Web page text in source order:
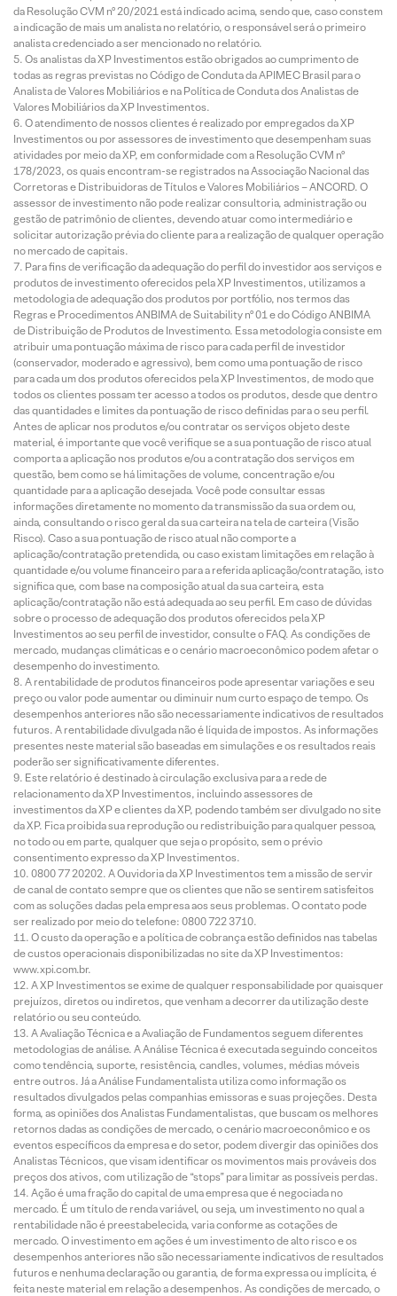
da Resolução CVM nº 20/2021 está indicado acima, sendo que, caso constem
a indicação de mais um analista no relatório, o responsável será o primeiro
analista credenciado a ser mencionado no relatório.
Os analistas da XP Investimentos estão obrigados ao cumprimento de
todas as regras previstas no Código de Conduta da APIMEC Brasil para o
Analista de Valores Mobiliários e na Política de Conduta dos Analistas de
Valores Mobiliários da XP Investimentos.
O atendimento de nossos clientes é realizado por empregados da XP
Investimentos ou por assessores de investimento que desempenham suas
atividades por meio da XP, em conformidade com a Resolução CVM nº
178/2023, os quais encontram-se registrados na Associação Nacional das
Corretoras e Distribuidoras de Títulos e Valores Mobiliários – ANCORD. O
assessor de investimento não pode realizar consultoria, administração ou
gestão de patrimônio de clientes, devendo atuar como intermediário e
solicitar autorização prévia do cliente para a realização de qualquer operação
no mercado de capitais.
Para fins de verificação da adequação do perfil do investidor aos serviços e
produtos de investimento oferecidos pela XP Investimentos, utilizamos a
metodologia de adequação dos produtos por portfólio, nos termos das
Regras e Procedimentos ANBIMA de Suitability nº 01 e do Código ANBIMA
de Distribuição de Produtos de Investimento. Essa metodologia consiste em
atribuir uma pontuação máxima de risco para cada perfil de investidor
(conservador, moderado e agressivo), bem como uma pontuação de risco
para cada um dos produtos oferecidos pela XP Investimentos, de modo que
todos os clientes possam ter acesso a todos os produtos, desde que dentro
das quantidades e limites da pontuação de risco definidas para o seu perfil.
Antes de aplicar nos produtos e/ou contratar os serviços objeto deste
material, é importante que você verifique se a sua pontuação de risco atual
comporta a aplicação nos produtos e/ou a contratação dos serviços em
questão, bem como se há limitações de volume, concentração e/ou
quantidade para a aplicação desejada. Você pode consultar essas
informações diretamente no momento da transmissão da sua ordem ou,
ainda, consultando o risco geral da sua carteira na tela de carteira (Visão
Risco). Caso a sua pontuação de risco atual não comporte a
aplicação/contratação pretendida, ou caso existam limitações em relação à
quantidade e/ou volume financeiro para a referida aplicação/contratação, isto
significa que, com base na composição atual da sua carteira, esta
aplicação/contratação não está adequada ao seu perfil. Em caso de dúvidas
sobre o processo de adequação dos produtos oferecidos pela XP
Investimentos ao seu perfil de investidor, consulte o FAQ. As condições de
mercado, mudanças climáticas e o cenário macroeconômico podem afetar o
desempenho do investimento.
A rentabilidade de produtos financeiros pode apresentar variações e seu
preço ou valor pode aumentar ou diminuir num curto espaço de tempo. Os
desempenhos anteriores não são necessariamente indicativos de resultados
futuros. A rentabilidade divulgada não é líquida de impostos. As informações
presentes neste material são baseadas em simulações e os resultados reais
poderão ser significativamente diferentes.
Este relatório é destinado à circulação exclusiva para a rede de
relacionamento da XP Investimentos, incluindo assessores de
investimentos da XP e clientes da XP, podendo também ser divulgado no site
da XP. Fica proibida sua reprodução ou redistribuição para qualquer pessoa,
no todo ou em parte, qualquer que seja o propósito, sem o prévio
consentimento expresso da XP Investimentos.
0800 77 20202. A Ouvidoria da XP Investimentos tem a missão de servir
de canal de contato sempre que os clientes que não se sentirem satisfeitos
com as soluções dadas pela empresa aos seus problemas. O contato pode
ser realizado por meio do telefone: 0800 722 3710.
O custo da operação e a política de cobrança estão definidos nas tabelas
de custos operacionais disponibilizadas no site da XP Investimentos:
www.xpi.com.br.
A XP Investimentos se exime de qualquer responsabilidade por quaisquer
prejuízos, diretos ou indiretos, que venham a decorrer da utilização deste
relatório ou seu conteúdo.
A Avaliação Técnica e a Avaliação de Fundamentos seguem diferentes
metodologias de análise. A Análise Técnica é executada seguindo conceitos
como tendência, suporte, resistência, candles, volumes, médias móveis
entre outros. Já a Análise Fundamentalista utiliza como informação os
resultados divulgados pelas companhias emissoras e suas projeções. Desta
forma, as opiniões dos Analistas Fundamentalistas, que buscam os melhores
retornos dadas as condições de mercado, o cenário macroeconômico e os
eventos específicos da empresa e do setor, podem divergir das opiniões dos
Analistas Técnicos, que visam identificar os movimentos mais prováveis dos
preços dos ativos, com utilização de “stops” para limitar as possíveis perdas.
Ação é uma fração do capital de uma empresa que é negociada no
mercado. É um título de renda variável, ou seja, um investimento no qual a
rentabilidade não é preestabelecida, varia conforme as cotações de
mercado. O investimento em ações é um investimento de alto risco e os
desempenhos anteriores não são necessariamente indicativos de resultados
futuros e nenhuma declaração ou garantia, de forma expressa ou implícita, é
feita neste material em relação a desempenhos. As condições de mercado, o